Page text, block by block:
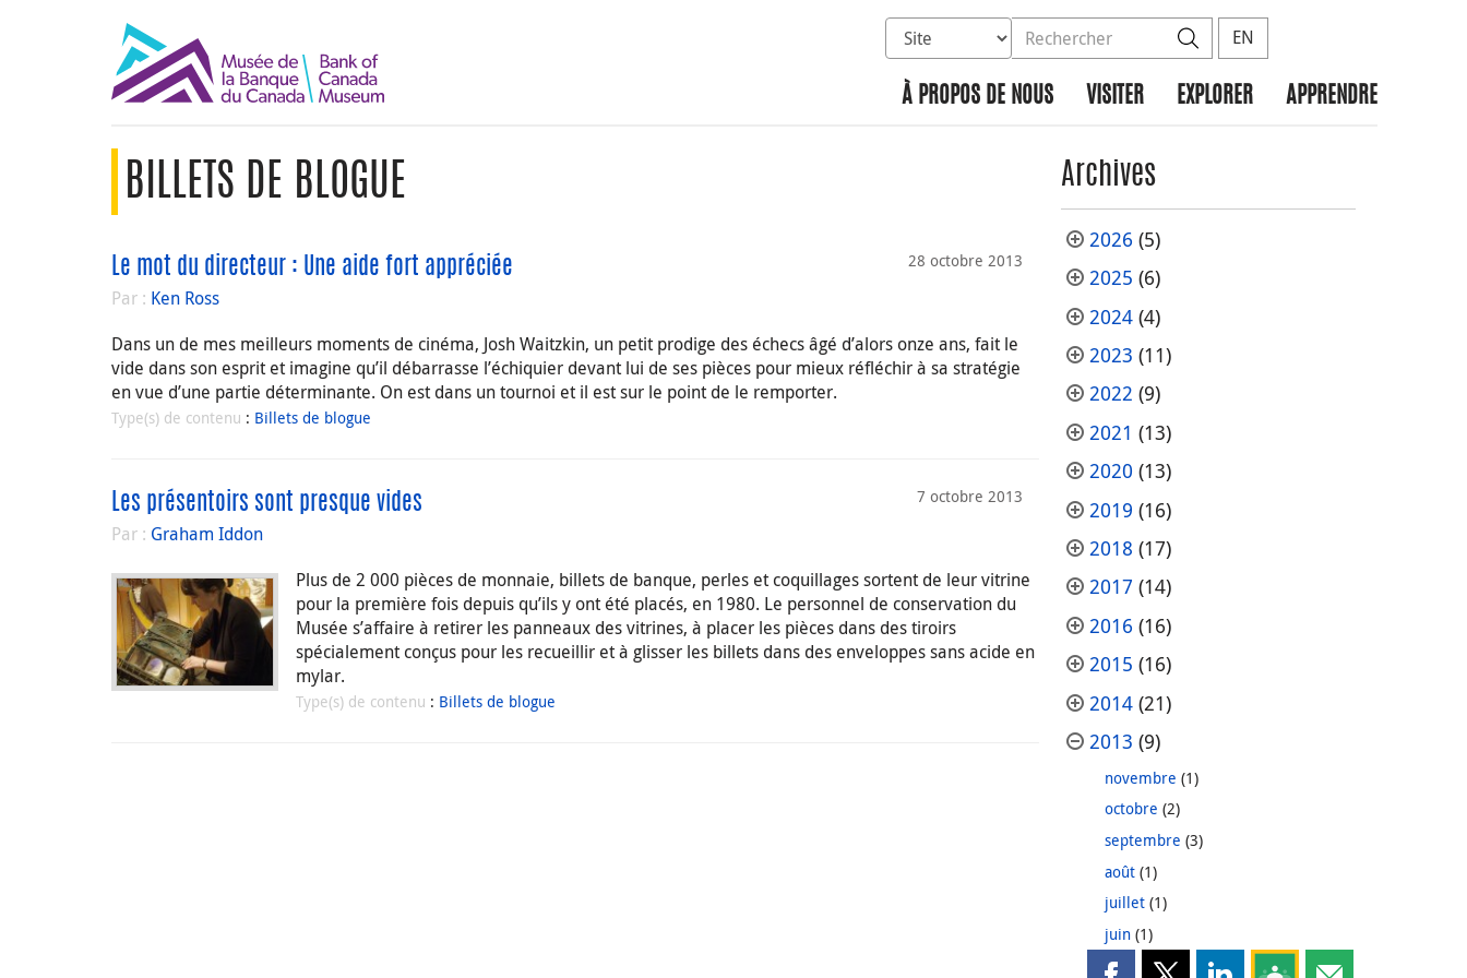
Sélectionnez la base de données à rechercher
Rechercher dans le site Rechercher
EN
À PROPOS DE NOUS VISITER EXPLORER APPRENDRE
BILLETS DE BLOGUE
28 octobre 2013
Le mot du directeur : Une aide fort appréciée
Par : Ken Ross
Dans un de mes meilleurs moments de cinéma, Josh Waitzkin, un petit prodige des échecs âgé d’alors onze ans, fait le
vide dans son esprit et imagine qu’il débarrasse l’échiquier devant lui de ses pièces pour mieux réfléchir à sa stratégie
en vue d’une partie déterminante. On est dans un tournoi et il est sur le point de le remporter.
Type(s) de contenu : Billets de blogue
7 octobre 2013
Les présentoirs sont presque vides
Par : Graham Iddon
Plus de 2 000 pièces de monnaie, billets de banque, perles et coquillages sortent de leur vitrine
pour la première fois depuis qu’ils y ont été placés, en 1980. Le personnel de conservation du
Musée s’affaire à retirer les panneaux des vitrines, à placer les pièces dans des tiroirs
spécialement conçus pour les recueillir et à glisser les billets dans des enveloppes sans acide en
mylar.
Type(s) de contenu : Billets de blogue
Archives
2026 (5)
2025 (6)
2024(4)
2023 (11)
2022 (9)
2021 (13)
2020 (13)
2019 (16)
2018 (17)
2017 (14)
2016 (16)
2015 (16)
2014(21)
2013 (9)
novembre (1)
octobre (2)
septembre (3)
août(1)
juillet(1)
juin(1)